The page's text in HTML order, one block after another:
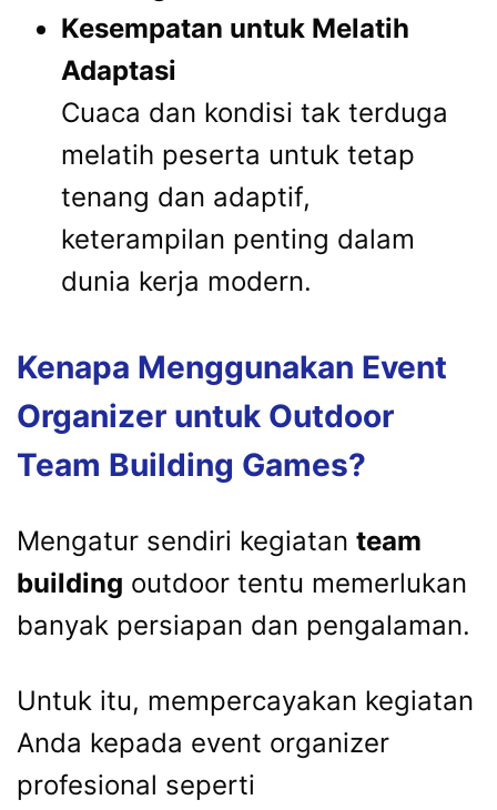
Kesempatan untuk Melatih
Adaptasi
Cuaca dan kondisi tak terduga
melatih peserta untuk tetap
tenang dan adaptif,
keterampilan penting dalam
dunia kerja modern.
Kenapa Menggunakan Event
Organizer untuk Outdoor
Team Building Games?
Mengatur sendiri kegiatan team
building outdoor tentu memerlukan
banyak persiapan dan pengalaman.
Untuk itu, mempercayakan kegiatan
Anda kepada event organizer
profesional seperti